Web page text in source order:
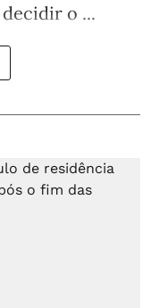
o ...